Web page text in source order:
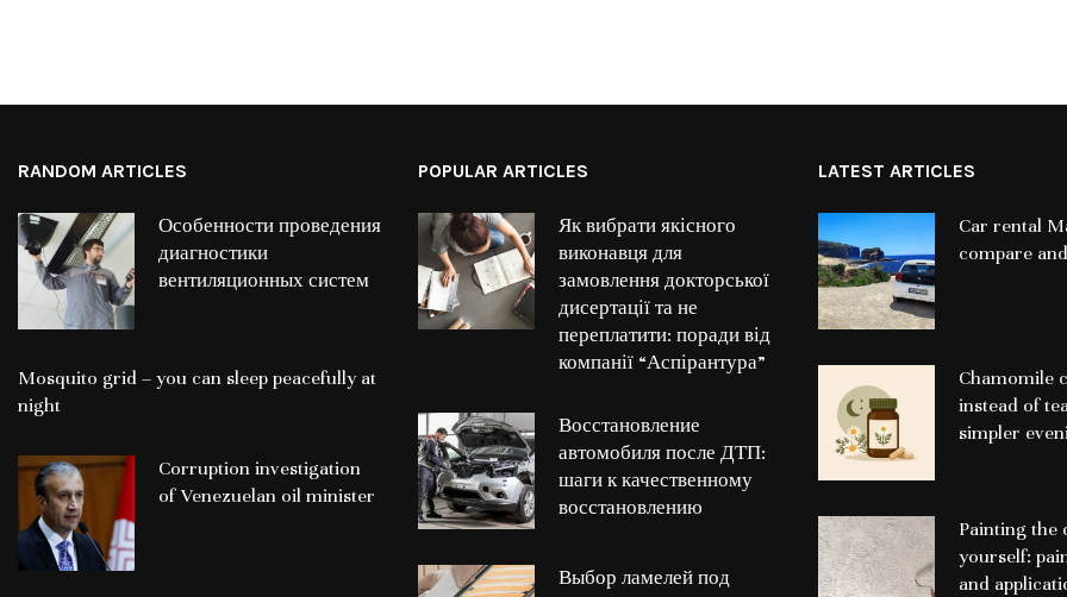
RANDOM ARTICLES
Особенности проведения
диагностики
вентиляционных систем
Mosquito grid – you can sleep peacefully at
night
Corruption investigation
of Venezuelan oil minister
POPULAR ARTICLES
Як вибрати якісного
виконавця для
замовлення докторської
дисертації та не
переплатити: поради від
компанії “Аспірантура”
Восстановление
автомобиля после ДТП:
шаги к качественному
восстановлению
Выбор ламелей под
LATEST ARTICLES
Car rental
compare
Chamomile
instead of
simpler
Painting the
yourself:
and